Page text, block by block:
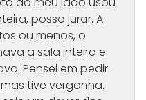
posso jurar. A
ou menos, o
a sala inteira e
Pensei em pedir
tive vergonha.